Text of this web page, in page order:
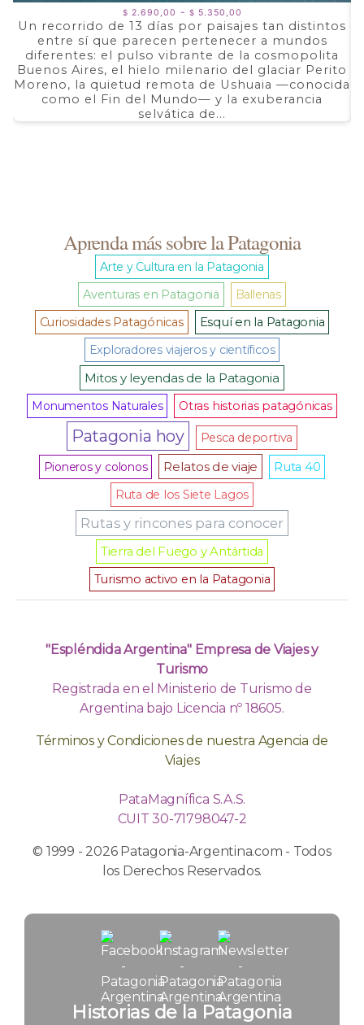
$ 2.690,00 - $ 5.350,00
precios:
desde
$ 2.690,00
hasta
$ 5.350,00
Un recorrido de 13 días por paisajes tan distintos
entre sí que parecen pertenecer a mundos
diferentes: el pulso vibrante de la cosmopolita
Buenos Aires, el hielo milenario del glaciar Perito
Moreno, la quietud remota de Ushuaia —conocida
como el Fin del Mundo— y la exuberancia
selvática de...
Aprenda más sobre la Patagonia
Arte y Cultura en la Patagonia
Aventuras en Patagonia
Ballenas
Curiosidades Patagónicas
Esquí en la Patagonia
Exploradores viajeros y científicos
Mitos y leyendas de la Patagonia
Monumentos Naturales Otras historias patagónicas
Patagonia hoy
Pesca deportiva
Pioneros y colonos
Relatos de viaje
Ruta 40
Ruta de los Siete Lagos
Rutas y rincones para conocer
Tierra del Fuego y Antártida
Turismo activo en la Patagonia
"Espléndida Argentina" Empresa de Viajes y
Turismo
Registrada en el Ministerio de Turismo de
Argentina bajo Licencia nº 18605.
Términos y Condiciones de nuestra Agencia de
Viajes
PataMagnífica S.A.S.
CUIT 30-71798047-2
© 1999 - 2026 Patagonia-Argentina.com - Todos
los Derechos Reservados.
Historias de la Patagonia